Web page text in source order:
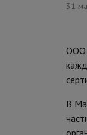
31
ООО
В